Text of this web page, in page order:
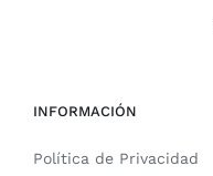
INFORMACIÓN
Política de Privacidad